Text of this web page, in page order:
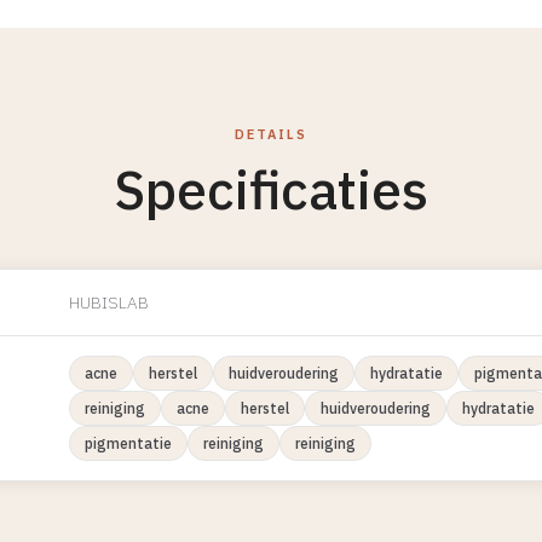
DETAILS
Specificaties
HUBISLAB
acne herstel huidveroudering hydratatie
reiniging
acne herstel huidveroudering
hydratatie
pigmentatie
reiniging reiniging